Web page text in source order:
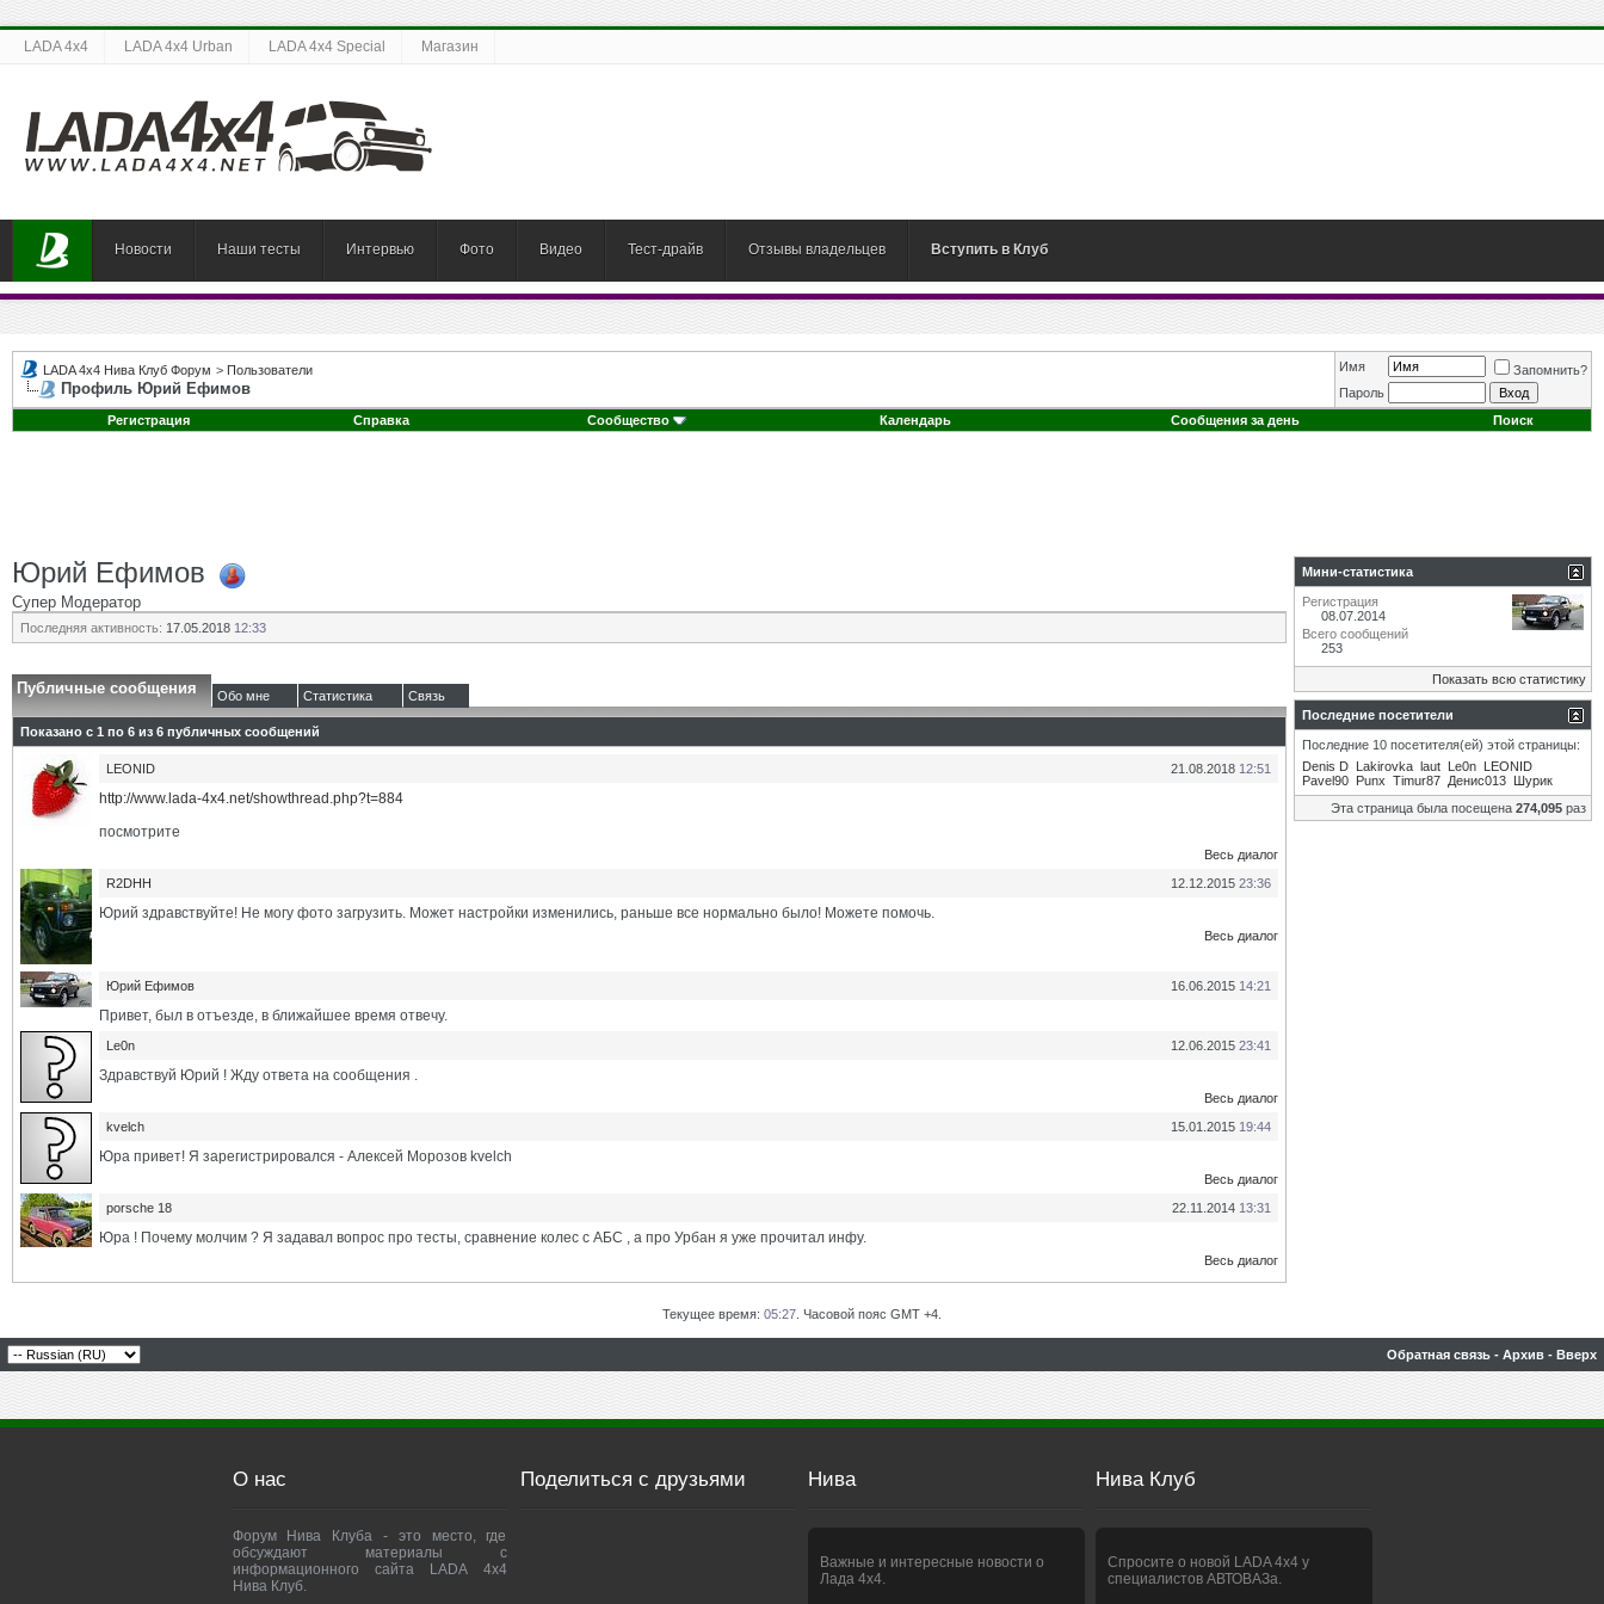
LADA 4x4 LADA 4x4 Urban LADA 4x4 Special Магазин
Новости Наши тесты Интервью Фото Видео Тест-драйв Отзывы владельцев Вступить в Клуб
LADA 4x4 Нива Клуб Форум > Пользователи
Профиль Юрий Ефимов
Имя
Запомнить?
Пароль
Регистрация
Справка Сообщество Календарь Сообщения за день Поиск
Юрий Ефимов
Супер Модератор
Последняя активность: 17.05.2018 12:33
Публичные сообщения Обо мне Статистика Связь
Показано с 1 по 6 из 6 публичных сообщений
21.08.2018 12:51
LEONID
http://www.lada-4x4.net/showthread.php?t=884
посмотрите
Весь диалог
12.12.2015 23:36
R2DHH
Юрий здравствуйте! Не могу фото загрузить. Может настройки изменились, раньше все нормально было! Можете помочь.
Весь диалог
16.06.2015 14:21
Юрий Ефимов
Привет, был в отъезде, в ближайшее время отвечу.
12.06.2015 23:41
Le0n
Здравствуй Юрий ! Жду ответа на сообщения .
Весь диалог
15.01.2015 19:44
kvelch
Юра привет! Я зарегистрировался - Алексей Морозов kvelch
Весь диалог
22.11.2014 13:31
porsche 18
Юра ! Почему молчим ? Я задавал вопрос про тесты, сравнение колес с АБС , а про Урбан я уже прочитал инфу.
Весь диалог
Мини-статистика
Регистрация
08.07.2014
Всего сообщений
253
Показать всю статистику
Последние посетители
Последние 10 посетителя(ей) этой страницы:
Denis D Lakirovka laut Le0n LEONID
Pavel90 Punx Timur87 Денис013 Шурик
Эта страница была посещена 274,095 раз
Текущее время: 05:27 . Часовой пояс GMT +4.
Обратная связь - Архив - Вверх
О нас
Форум Нива Клуба - это место, где
обсуждают материалы с
информационного сайта LADA 4x4
Нива Клуб.
Поделиться с друзьями Нива
Важные и интересные новости о
Лада 4х4.
Нива Клуб
Спросите о новой LADA 4x4 у
специалистов АВТОВАЗа.